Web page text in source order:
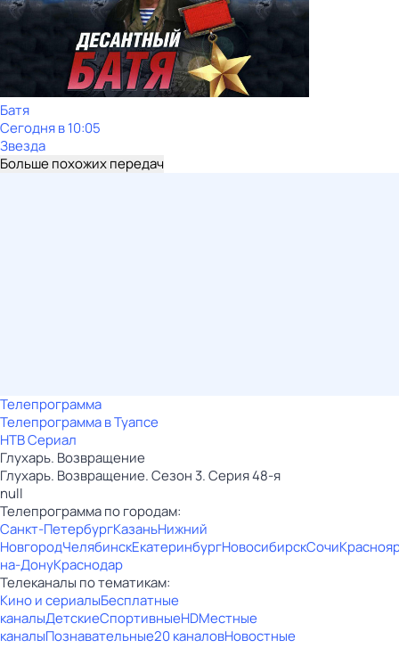
Батя
Сегодня в 10:05
Звезда
Больше похожих передач
Телепрограмма
Телепрограмма в Туапсе
НТВ Сериал
Глухарь. Возвращение
Глухарь. Возвращение. Сезон 3. Серия 48-я
null
Телепрограмма по городам:
Санкт-ПетербургКазаньНижний
НовгородЧелябинскЕкатеринбургНовосибирскСочи
на-ДонуКраснодар
Телеканалы по тематикам:
Кино и сериалыБесплатные
каналыДетскиеСпортивныеHDМестные
каналыПознавательные20 каналовНовостные